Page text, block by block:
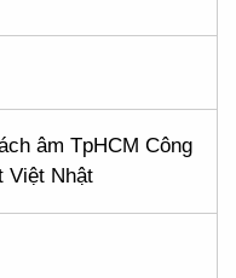
âm TpHCM Công
Việt Nhật